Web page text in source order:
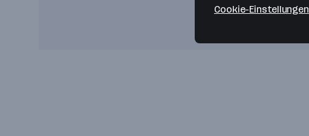
Cookie-Einstellungen